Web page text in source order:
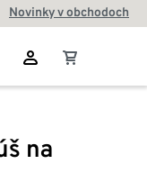
Novinky v obchodoch
na